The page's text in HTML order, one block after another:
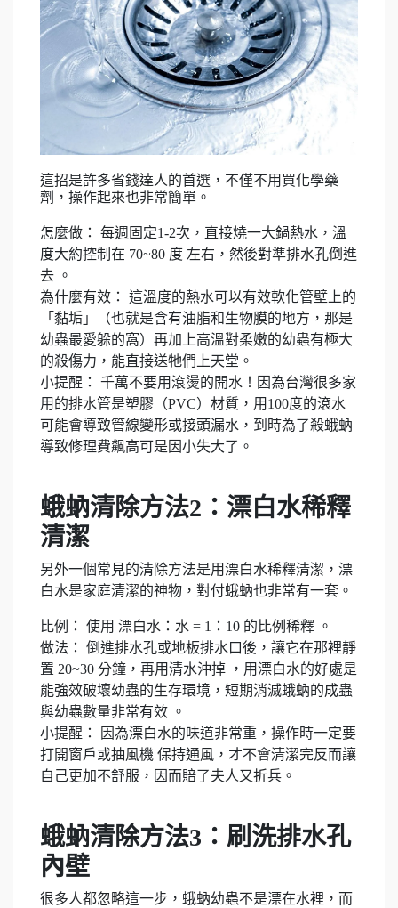
這招是許多省錢達人的首選，不僅不用買化學藥
劑，操作起來也非常簡單。
怎麼做： 每週固定1-2次，直接燒一大鍋熱水，溫
度大約控制在 70~80 度 左右，然後對準排水孔倒進
去 。
為什麼有效： 這溫度的熱水可以有效軟化管壁上的
「黏垢」（也就是含有油脂和生物膜的地方，那是
幼蟲最愛躲的窩）再加上高溫對柔嫩的幼蟲有極大
的殺傷力，能直接送牠們上天堂。
小提醒： 千萬不要用滾燙的開水！因為台灣很多家
用的排水管是塑膠（PVC）材質，用100度的滾水
可能會導致管線變形或接頭漏水，到時為了殺蛾蚋
導致修理費飆高可是因小失大了。
蛾蚋清除方法2：漂白水稀釋
清潔
另外一個常見的清除方法是用漂白水稀釋清潔，漂
白水是家庭清潔的神物，對付蛾蚋也非常有一套。
比例： 使用 漂白水：水 = 1：10 的比例稀釋 。
做法： 倒進排水孔或地板排水口後，讓它在那裡靜
置 20~30 分鐘，再用清水沖掉 ，用漂白水的好處是
能強效破壞幼蟲的生存環境，短期消滅蛾蚋的成蟲
與幼蟲數量非常有效 。
小提醒： 因為漂白水的味道非常重，操作時一定要
打開窗戶或抽風機 保持通風，才不會清潔完反而讓
自己更加不舒服，因而賠了夫人又折兵。
蛾蚋清除方法3：刷洗排水孔
內壁
很多人都忽略這一步，蛾蚋幼蟲不是漂在水裡，而